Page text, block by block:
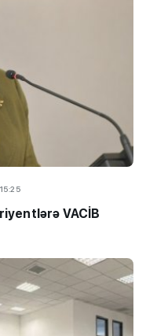
VACİB